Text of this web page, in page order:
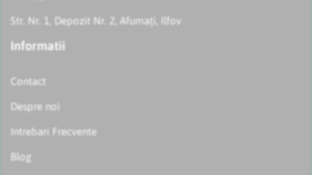
Str. Nr. 1, Depozit Nr. 2, Afumați, Ilfov
Informatii
Contact
Despre noi
Intrebari Frecvente
Blog